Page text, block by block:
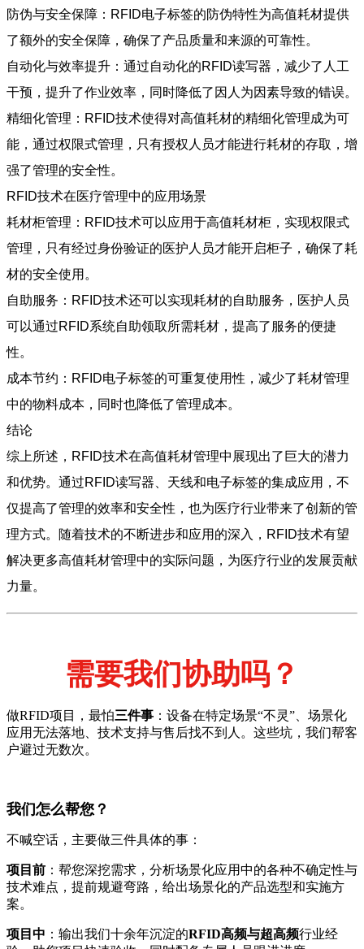
防伪与安全保障：RFID电子标签的防伪特性为高值耗材提供
了额外的安全保障，确保了产品质量和来源的可靠性。
自动化与效率提升：通过自动化的RFID读写器，减少了人工
干预，提升了作业效率，同时降低了因人为因素导致的错误。
精细化管理：RFID技术使得对高值耗材的精细化管理成为可
能，通过权限式管理，只有授权人员才能进行耗材的存取，增
强了管理的安全性。
RFID技术在医疗管理中的应用场景
耗材柜管理：RFID技术可以应用于高值耗材柜，实现权限式
管理，只有经过身份验证的医护人员才能开启柜子，确保了耗
材的安全使用。
自助服务：RFID技术还可以实现耗材的自助服务，医护人员
可以通过RFID系统自助领取所需耗材，提高了服务的便捷
性。
成本节约：RFID电子标签的可重复使用性，减少了耗材管理
中的物料成本，同时也降低了管理成本。
结论
综上所述，RFID技术在高值耗材管理中展现出了巨大的潜力
和优势。通过RFID读写器、天线和电子标签的集成应用，不
仅提高了管理的效率和安全性，也为医疗行业带来了创新的管
理方式。随着技术的不断进步和应用的深入，RFID技术有望
解决更多高值耗材管理中的实际问题，为医疗行业的发展贡献
力量。
需要我们协助吗？
做RFID项目，最怕三件事 ：设备在特定场景“不灵”、场景化
应用无法落地、技术支持与售后找不到人。这些坑，我们帮客
户避过无数次。
我们怎么帮您？
不喊空话，主要做三件具体的事：
项目前 ：帮您深挖需求，分析场景化应用中的各种不确定性与
技术难点，提前规避弯路，给出场景化的产品选型和实施方
案。
项目中 ：输出我们十余年沉淀的RFID高频与超高频行业经